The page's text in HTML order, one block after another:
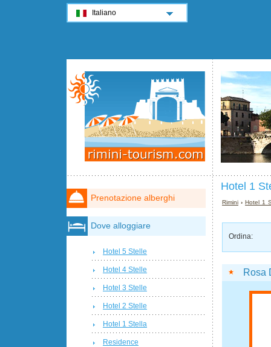
Hotel 1
Rimini ›Hotel 1
Ordina:
Rosa
Prenotazione alberghi
Dove alloggiare
Hotel 5 Stelle
Hotel 4 Stelle
Hotel 3 Stelle
Hotel 2 Stelle
Hotel 1 Stella
Residence
Italiano